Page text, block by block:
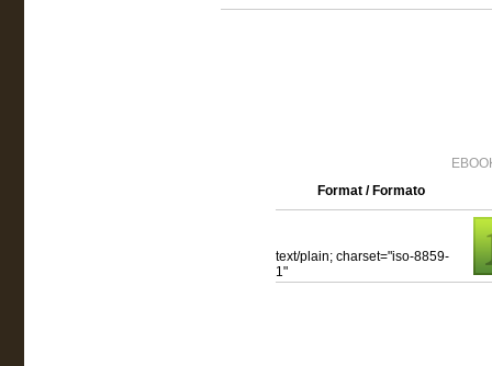
Format / Formato
text/plain; charset="iso-8859-
1"